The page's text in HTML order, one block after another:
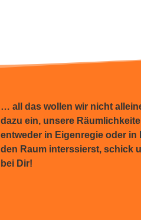
… all das wollen wir nicht
dazu ein, unsere
entweder in Eigenregie oder
den Raum interssierst, schick
bei Dir!